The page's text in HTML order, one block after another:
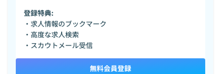
登録特典:
・求人情報のブックマーク
・高度な求人検索
・スカウトメール受信
無料会員登録